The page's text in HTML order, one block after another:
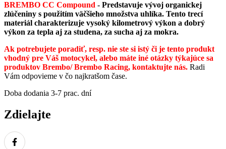
BREMBO CC Compound - Predstavuje vývoj organickej
zlúčeniny s použitím väčšieho množstva uhlíka. Tento trecí
materiál charakterizuje vysoký kilometrový výkon a dobrý
výkon za tepla aj za studena, za sucha aj za mokra.
Ak potrebujete poradiť, resp. nie ste si istý či je tento produkt
vhodný pre Váš motocykel, alebo máte iné otázky týkajúce sa
produktov Brembo/ Brembo Racing, kontaktujte nás. Radi
Vám odpovieme v čo najkratšom čase.
Doba dodania 3-7 prac. dní
Zdielajte